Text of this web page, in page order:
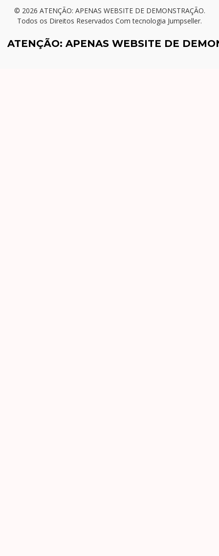
© 2026 ATENÇÃO: APENAS WEBSITE DE DEMONSTRAÇÃO.
Todos os Direitos Reservados Com tecnologia Jumpseller.
ATENÇÃO: APENAS WEBSITE DE